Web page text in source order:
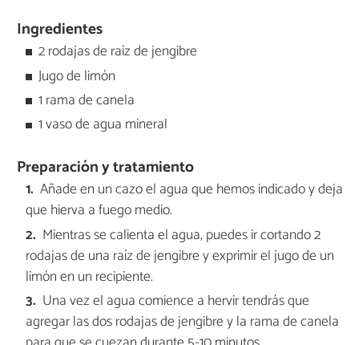
Ingredientes
2 rodajas de raíz de jengibre
Jugo de limón
1 rama de canela
1 vaso de agua mineral
Preparación y tratamiento
Añade en un cazo el agua que hemos indicado y deja
que hierva a fuego medio.
Mientras se calienta el agua, puedes ir cortando 2
rodajas de una raíz de jengibre y exprimir el jugo de un
limón en un recipiente.
Una vez el agua comience a hervir tendrás que
agregar las dos rodajas de jengibre y la rama de canela